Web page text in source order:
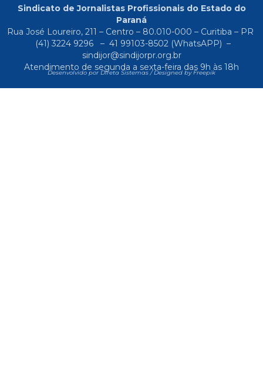
Sindicato de Jornalistas Profissionais do Estado do
Paraná
Rua José Loureiro, 211 – Centro – 80.010-000 – Curitiba – PR
(41) 3224 9296
– 41 99103-8502(WhatsAPP) –
sindijor@sindijorpr.org.br
Atendimento de segunda a sexta-feira das 9h às 18h
Desenvolvido por Direta Sistemas /Designed by Freepik